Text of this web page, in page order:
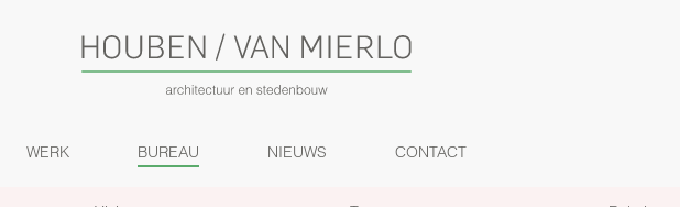
WERK BUREAU NIEUWS CONTACT